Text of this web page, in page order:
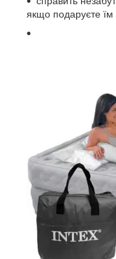
якщо подаруєте їм